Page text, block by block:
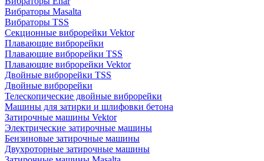
Вибраторы Masalta
Вибраторы TSS
Секционные виброрейки Vektor
Плавающие виброрейки
Плавающие виброрейки TSS
Плавающие виброрейки Vektor
Двойные виброрейки TSS
Двойные виброрейки
Телескопические двойные виброрейки
Машины для затирки и шлифовки бетона
Затирочные машины Vektor
Электрические затирочные машины
Бензиновые затирочные машины
Двухроторные затирочные машины